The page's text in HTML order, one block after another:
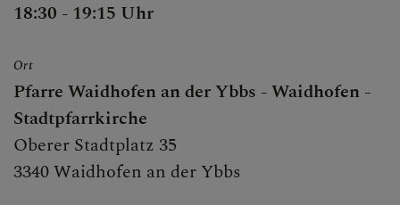
18:30 - 19:15 Uhr
Ort
Pfarre Waidhofen an der Ybbs - Waidhofen -
Stadtpfarrkirche
Oberer Stadtplatz 35
3340 Waidhofen an der Ybbs